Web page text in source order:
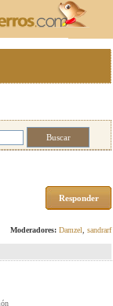
Responder
Moderadores: Damzel sandrarf